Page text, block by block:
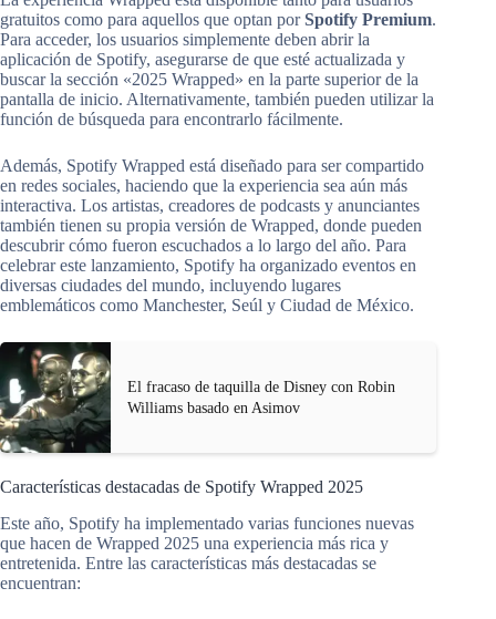
gratuitos como para aquellos que optan porSpotify Premium.
Para acceder, los usuarios simplemente deben abrir la
aplicación de Spotify, asegurarse de que esté actualizada y
buscar la sección «2025 Wrapped» en la parte superior de la
pantalla de inicio. Alternativamente, también pueden utilizar la
función de búsqueda para encontrarlo fácilmente.
Además, Spotify Wrapped está diseñado para ser compartido
en redes sociales, haciendo que la experiencia sea aún más
interactiva. Los artistas, creadores de podcasts y anunciantes
también tienen su propia versión de Wrapped, donde pueden
descubrir cómo fueron escuchados a lo largo del año. Para
celebrar este lanzamiento, Spotify ha organizado eventos en
diversas ciudades del mundo, incluyendo lugares
emblemáticos como Manchester, Seúl y Ciudad de México.
El fracaso de taquilla de Disney con Robin
Williams basado en Asimov
Características destacadas de Spotify Wrapped 2025
Este año, Spotify ha implementado varias funciones nuevas
que hacen de Wrapped 2025 una experiencia más rica y
entretenida. Entre las características más destacadas se
encuentran: